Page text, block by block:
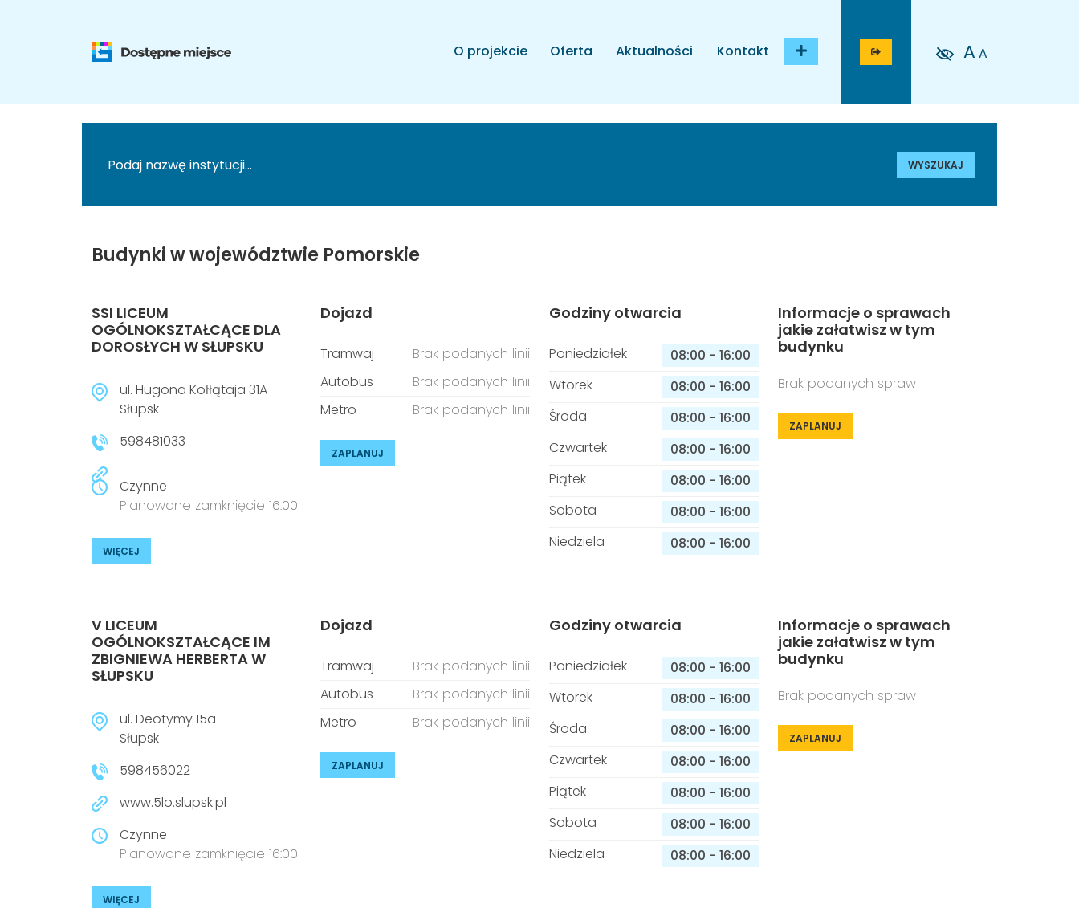
O projekcie Oferta Aktualności Kontakt A A
WYSZUKAJ
Budynki w województwie Pomorskie
SSI LICEUM
OGÓLNOKSZTAŁCĄCE DLA
DOROSŁYCH W SŁUPSKU
ul. Hugona Kołłątaja 31A
Słupsk
598481033
Czynne
Planowane zamknięcie 16:00
WIĘCEJ
Dojazd
Tramwaj
Brak podanych linii
Autobus
Brak podanych linii
Metro
Brak podanych linii
ZAPLANUJ
Godziny otwarcia
Poniedziałek 08:00 - 16:00
Wtorek
08:00 - 16:00
Środa
08:00 - 16:00
Czwartek
08:00 - 16:00
Piątek
08:00 - 16:00
Sobota
08:00 - 16:00
Niedziela
08:00 - 16:00
Informacje o sprawach
jakie załatwisz w tym
budynku
Brak podanych spraw
ZAPLANUJ
V LICEUM
OGÓLNOKSZTAŁCĄCE IM
ZBIGNIEWA HERBERTA W
SŁUPSKU
ul. Deotymy 15a
Słupsk
598456022
www.5lo.slupsk.pl
Czynne
Planowane zamknięcie 16:00
WIĘCEJ
Dojazd
Tramwaj
Brak podanych linii
Autobus
Brak podanych linii
Metro
Brak podanych linii
ZAPLANUJ
Godziny otwarcia
Poniedziałek 08:00 - 16:00
Wtorek
08:00 - 16:00
Środa
08:00 - 16:00
Czwartek
08:00 - 16:00
Piątek
08:00 - 16:00
Sobota
08:00 - 16:00
Niedziela
08:00 - 16:00
Informacje o sprawach
jakie załatwisz w tym
budynku
Brak podanych spraw
ZAPLANUJ